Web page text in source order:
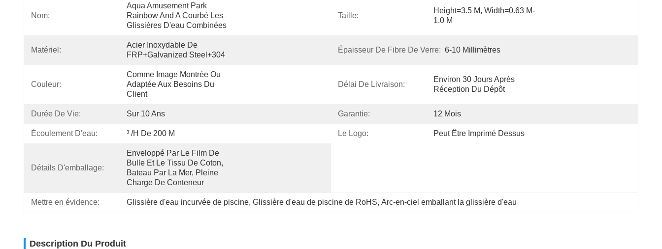
Nom:
Aqua Amusement Park
Rainbow And A Courbé Les
Glissières D'eau Combinées
Taille:
Height=3.5 M, Width=0.63 M-
1.0 M
Matériel:
Acier Inoxydable De
FRP+Galvanized Steel+304
Épaisseur De Fibre De Verre: 6-10 Millimètres
Couleur:
Comme Image Montrée Ou
Adaptée Aux Besoins Du
Client
Délai De Livraison:
Environ 30 Jours Après
Réception Du Dépôt
Durée De Vie: Sur 10 Ans Garantie: 12 Mois
Écoulement D'eau: ³ /h De 200 M Le Logo: Peut Être Imprimé Dessus
Détails D'emballage:
Enveloppé Par Le Film De
Bulle Et Le Tissu De Coton,
Bateau Par La Mer, Pleine
Charge De Conteneur
Mettre en évidence: Glissière d'eau incurvée de piscine, Glissière d'eau de piscine de RoHS, Arc-en-ciel emballant la glissière d'eau
Description Du Produit